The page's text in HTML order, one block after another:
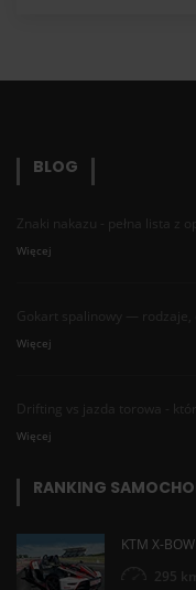
BLOG
Znaki nakazu - pełna lista z
Więcej
Gokart spalinowy — rodzaje,
Więcej
Drifting vs jazda torowa -
Więcej
RANKING
KTM X-BOW
295